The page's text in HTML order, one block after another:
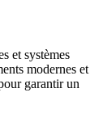
et systèmes
modernes et
garantir un